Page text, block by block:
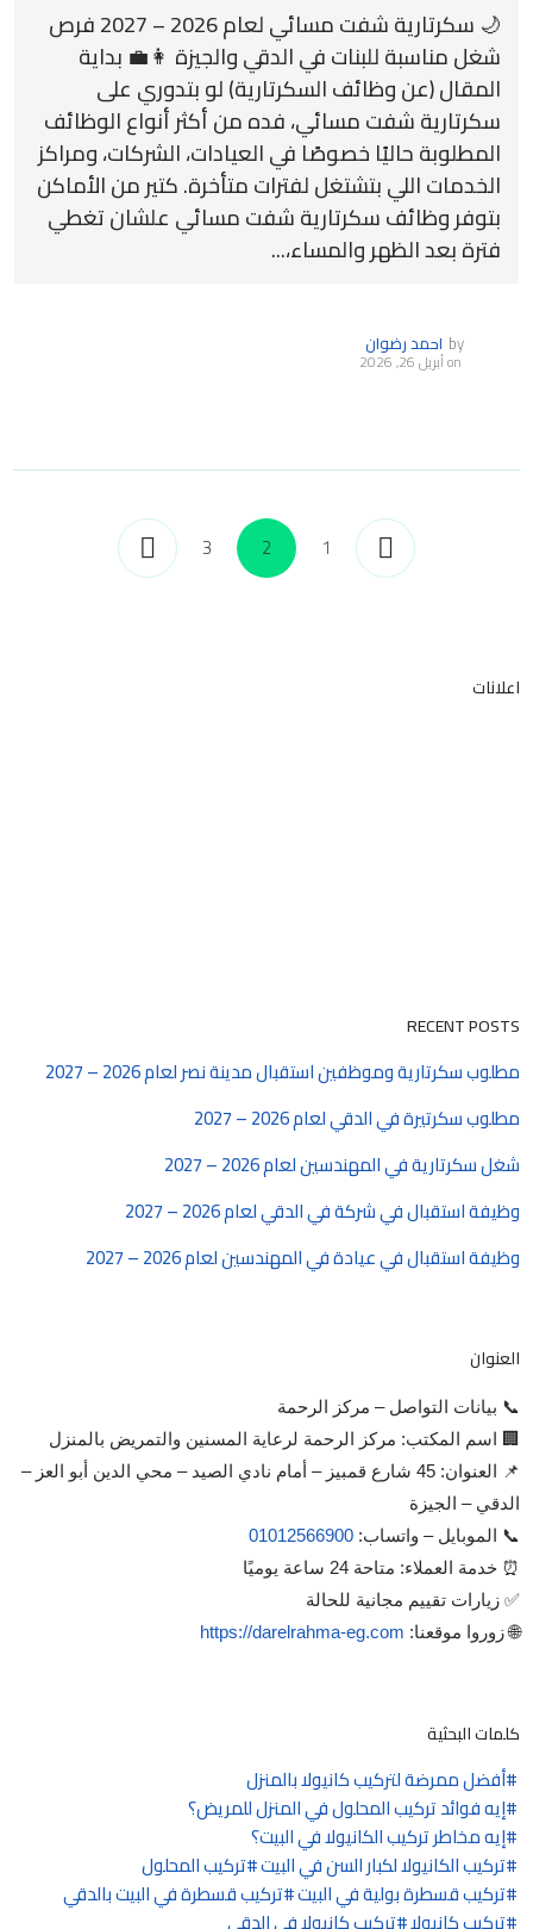
🌙 سكرتارية شفت مسائي لعام 2026 – 2027 فرص
شغل مناسبة للبنات في الدقي والجيزة 👩‍💼 بداية
المقال (عن وظائف السكرتارية) لو بتدوري على
سكرتارية شفت مسائي، فده من أكثر أنواع الوظائف
المطلوبة حاليًا خصوصًا في العيادات، الشركات، ومراكز
الخدمات اللي بتشتغل لفترات متأخرة. كتير من الأماكن
بتوفر وظائف سكرتارية شفت مسائي علشان تغطي
فترة بعد الظهر والمساء،...
by احمد رضوان
onأبريل 26, 2026
1
2
3
اعلانات
RECENT POSTS
مطلوب سكرتارية وموظفين استقبال مدينة نصر لعام 2026 – 2027
مطلوب سكرتيرة في الدقي لعام 2026 – 2027
شغل سكرتارية في المهندسين لعام 2026 – 2027
وظيفة استقبال في شركة في الدقي لعام 2026 – 2027
وظيفة استقبال في عيادة في المهندسين لعام 2026 – 2027
العنوان
📞 بيانات التواصل – مركز الرحمة
🏢 اسم المكتب: مركز الرحمة لرعاية المسنين والتمريض بالمنزل
📌 العنوان: 45 شارع قمبيز – أمام نادي الصيد – محي الدين أبو العز –
الدقي – الجيزة
📞 الموبايل – واتساب:01012566900
⏰ خدمة العملاء: متاحة 24 ساعة يوميًا
✅ زيارات تقييم مجانية للحالة
🌐 زوروا موقعنا: https://darelrahma-eg.com
كلمات البحثية
أفضل ممرضة لتركيب كانيولا بالمنزل
إيه فوائد تركيب المحلول في المنزل للمريض؟
إيه مخاطر تركيب الكانيولا في البيت؟
تركيب الكانيولا لكبار السن في البيت تركيب المحلول
تركيب قسطرة بولية في البيت تركيب قسطرة في البيت بالدقي